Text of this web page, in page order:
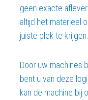
geen exacte
altijd het materieel
juiste plek te krijgen.
Door uw machines
bent u van deze
kan de machine bij